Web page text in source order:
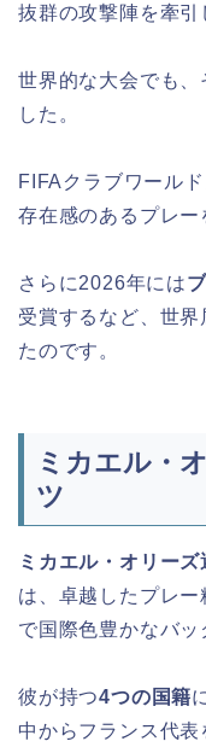
抜群の攻撃陣を牽引
世界的な大会でも、
した。
FIFAクラブワール
存在感のあるプレー
さらに2026年には
受賞するなど、世
たのです。
ミカエル・
ツ
ミカエル・オリーズ
は、卓越したプレ
で国際色豊かなバッ
彼が持つ4つの国籍
中からフランス代